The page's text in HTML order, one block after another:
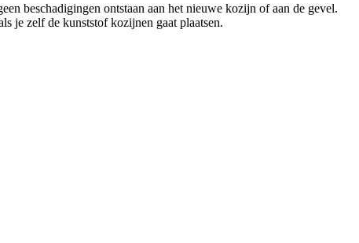
beschadigingen ontstaan aan het nieuwe kozijn of aan de gevel.
je zelf de kunststof kozijnen gaat plaatsen.